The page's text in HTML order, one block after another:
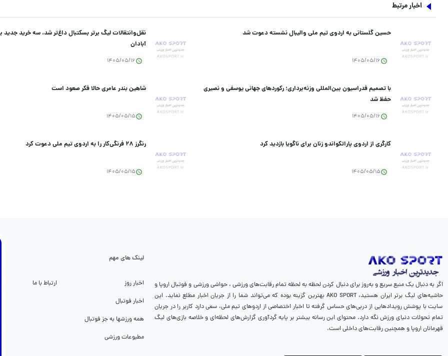
اخبار مرتبط
حسین گلستانی به اردوی تیم ملی والیبال نشسته دعوت شد
1405/05/16
نقل‌وانتقالات لیگ برتر بسکتبال داغ‌تر شد، سه خرید جدید
آبادان
1405/05/16
با تصمیم فدراسیون بین‌المللی وزنه‌برداری؛ رکورد‌های جهانی یوسفی و نصیری
حفظ شد
1405/05/16
شاهین بندر عامری حالا فکر صعود است
1405/05/15
کارگری از اردوی پاراتکواندو زنان برای ناگویا بازدید کرد
1405/05/15
رنگرز ۲۸ فرنگی‌کار را به اردوی تیم ملی دعوت کرد
1405/05/15
اگر به دنبال یک منبع سریع و به‌روز برای دنبال کردن لحظه به لحظه تمام رقابت‌های ورزشی ، حواشی ورزشی و فوتبال اروپا و
حاشیه‌های لیگ برتر ایران هستید، AKO SPORT بهترین گزینه بوده که می‌تواند شما را از جریان اخبار مطلع نماید. این
سایت با پوشش رویدادهایی از دربی‌های حساس گرفته تا اخبار اختصاصی از اردوهای تیم ملی، سعی دارد کاربر را در جریان
تمام تحولات دنیای ورزش نگه دارد. محتوای این رسانه بیشتر بر پایه گردآوری گزارش‌های لحظه‌ای و خلاصه بازی‌های لیگ
قهرمانان اروپا و همچنین رقابت‌های داخلی است.
لینک های مهم
اخبار روز
اخبار فوتبال
همه ورزشها به جز فوتبال
مطبوعات ورزشی
ارتباط با ما